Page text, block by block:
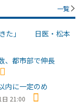
一覧
きた」 日医・松本
数、都市部で伸長
内に一定のめ
21:00